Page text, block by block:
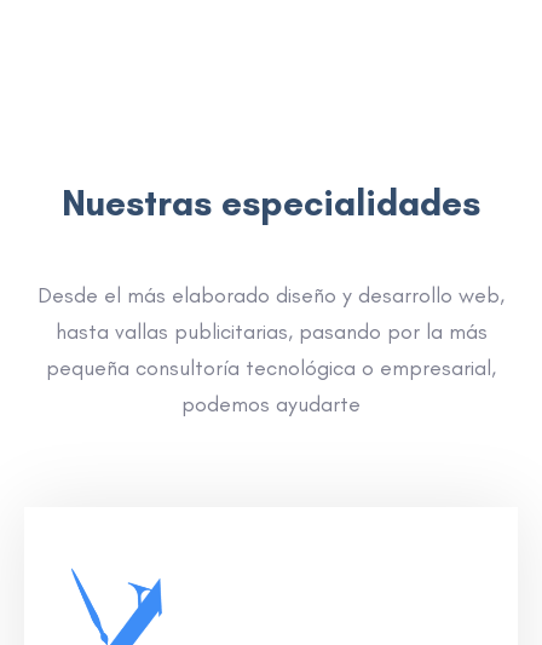
Nuestras especialidades
Desde el más elaborado diseño y desarrollo web,
hasta vallas publicitarias, pasando por la más
pequeña consultoría tecnológica o empresarial,
podemos ayudarte